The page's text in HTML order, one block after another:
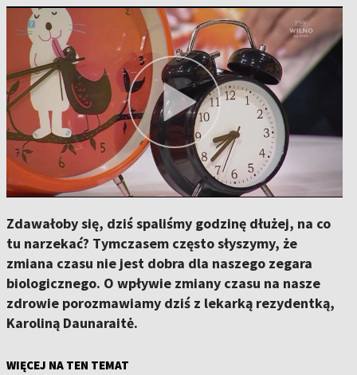
Zdawałoby się, dziś spaliśmy godzinę dłużej, na co
tu narzekać? Tymczasem często słyszymy, że
zmiana czasu nie jest dobra dla naszego zegara
biologicznego. O wpływie zmiany czasu na nasze
zdrowie porozmawiamy dziś z lekarką rezydentką,
Karoliną Daunaraitė.
WIĘCEJ NA TEN TEMAT